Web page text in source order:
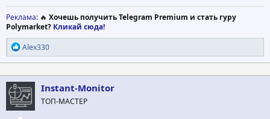
Реклама: 🔥 Хочешь получить Telegram Premium и стать гуру
Polymarket? Кликай сюда!
Р
е
а
к
ц
и
и
:
Alex330
Instant-Monitor
ТОП-МАСТЕР